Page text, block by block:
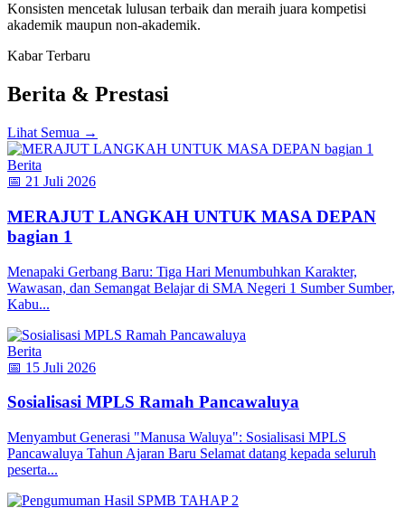
Konsisten mencetak lulusan terbaik dan meraih juara kompetisi
akademik maupun non-akademik.
Kabar Terbaru
Berita & Prestasi
Lihat Semua →
Berita
📅 21 Juli 2026
MERAJUT LANGKAH UNTUK MASA DEPAN
bagian 1
Menapaki Gerbang Baru: Tiga Hari Menumbuhkan Karakter,
Wawasan, dan Semangat Belajar di SMA Negeri 1 Sumber Sumber,
Kabu...
Berita
📅 15 Juli 2026
Sosialisasi MPLS Ramah Pancawaluya
Menyambut Generasi "Manusa Waluya": Sosialisasi MPLS
Pancawaluya Tahun Ajaran Baru Selamat datang kepada seluruh
peserta...